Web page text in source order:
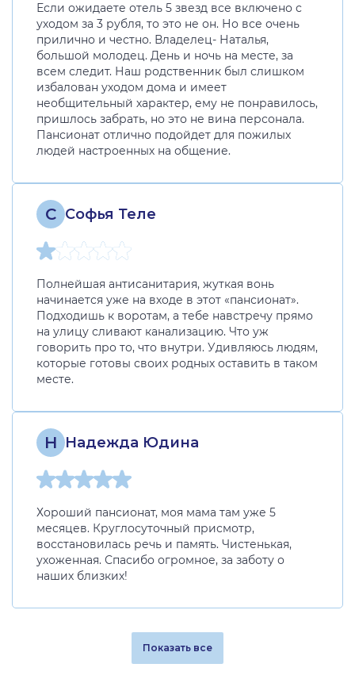
Если ожидаете отель 5 звезд все включено с
уходом за 3 рубля, то это не он. Но все очень
прилично и честно. Владелец- Наталья,
большой молодец. День и ночь на месте, за
всем следит. Наш родственник был слишком
избалован уходом дома и имеет
необщительный характер, ему не понравилось,
пришлось забрать, но это не вина персонала.
Пансионат отлично подойдет для пожилых
людей настроенных на общение.
С Софья Теле
Полнейшая антисанитария, жуткая вонь
начинается уже на входе в этот «пансионат».
Подходишь к воротам, а тебе навстречу прямо
на улицу сливают канализацию. Что уж
говорить про то, что внутри. Удивляюсь людям,
которые готовы своих родных оставить в таком
месте.
Н Надежда Юдина
Хороший пансионат, моя мама там уже 5
месяцев. Круглосуточный присмотр,
восстановилась речь и память. Чистенькая,
ухоженная. Спасибо огромное, за заботу о
наших близких!
Показать все